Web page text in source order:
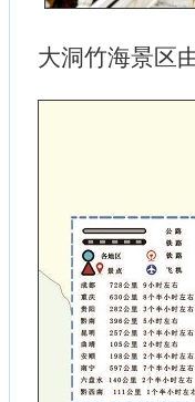
大洞竹海景区